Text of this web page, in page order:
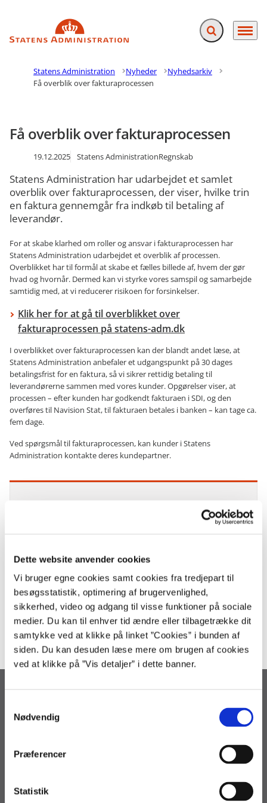
Dette website anvender cookies
Vi bruger egne cookies samt cookies fra tredjepart til
besøgsstatistik, optimering af brugervenlighed,
sikkerhed, video og adgang til visse funktioner på sociale
medier. Du kan til enhver tid ændre eller tilbagetrække dit
samtykke ved at klikke på linket ”Cookies” i bunden af
siden. Du kan desuden læse mere om brugen af cookies
ved at klikke på ”Vis detaljer” i dette banner.
Nødvendig
Præferencer
Statistik
Gå til forsiden Fold søgefelt ud
Menu
Statens Administration Nyheder
Nyhedsarkiv
Få overblik over fakturaprocessen
Få overblik over fakturaprocessen
19.12.2025 Statens AdministrationRegnskab
Statens Administration har udarbejdet et samlet
overblik over fakturaprocessen, der viser, hvilke trin
en faktura gennemgår fra indkøb til betaling af
leverandør.
For at skabe klarhed om roller og ansvar i fakturaprocessen har
Statens Administration udarbejdet et overblik af processen.
Overblikket har til formål at skabe et fælles billede af, hvem der gør
hvad og hvornår. Dermed kan vi styrke vores samspil og samarbejde
samtidig med, at vi reducerer risikoen for forsinkelser.
Klik her for at gå til overblikket over
fakturaprocessen på statens-adm.dk
I overblikket over fakturaprocessen kan der blandt andet læse, at
Statens Administration anbefaler et udgangspunkt på 30 dages
betalingsfrist for en faktura, så vi sikrer rettidig betaling til
leverandørerne sammen med vores kunder. Opgørelser viser, at
processen – efter kunden har godkendt fakturaen i SDI, og den
overføres til Navision Stat, til fakturaen betales i banken – kan tage ca.
fem dage.
Ved spørgsmål til fakturaprocessen, kan kunder i Statens
Administration kontakte deres kundepartner.
regnskab@statens-adm.dk
Løn og refusion:
loen@statens-adm.dk
Arsenalvej 33
9800 Hjørring
regnskab@statens-adm.dk